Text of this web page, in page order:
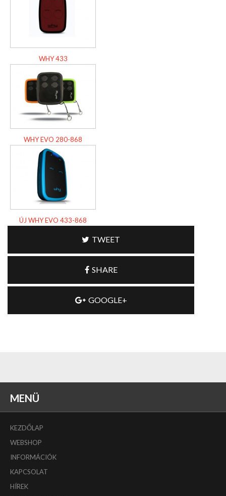
WHY 433
WHY EVO 280-868
ÚJ WHY EVO 433-868
TWEET
SHARE
GOOGLE+
MENÜ
KEZDŐLAP
WEBSHOP
INFORMÁCIÓK
KAPCSOLAT
HÍREK